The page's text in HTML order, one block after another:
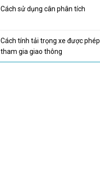
Cách sử dụng cân phân tích
Cách tính tải trọng xe được phép
tham gia giao thông